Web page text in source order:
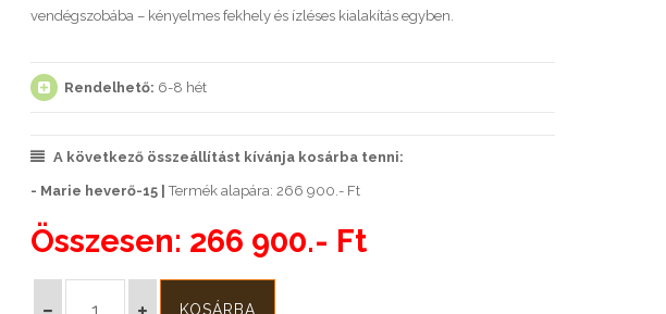
vendégszobába – kényelmes fekhely és ízléses kialakítás egyben.
Rendelhető: 6-8 hét
A következő összeállítást kívánja kosárba tenni:
- Marie heverő-15 |Termék alapára: 266 900.- Ft
Összesen: 266 900.- Ft